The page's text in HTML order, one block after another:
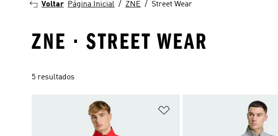
Voltar Página Inicial ZNE Street Wear
ZNE · STREET WEAR
5 resultados
Adicionar à Lista de Desejos